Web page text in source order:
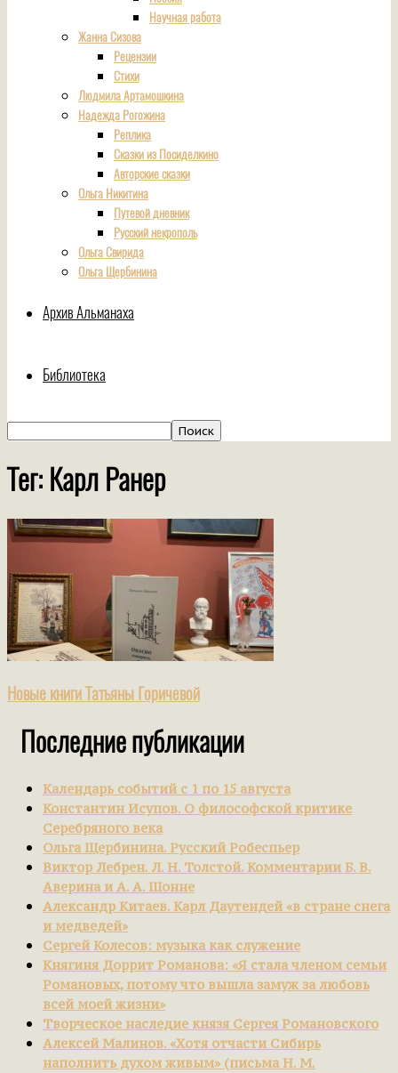
Научная работа
Жанна Сизова
Рецензии
Стихи
Людмила Артамошкина
Надежда Рогожина
Реплика
Сказки из Посиделкино
Авторские сказки
Ольга Никитина
Путевой дневник
Русский некрополь
Ольга Свирида
Ольга Щербинина
Архив Альманаха
Библиотека
Тег: Карл Ранер
Новые книги Татьяны Горичевой
Последние публикации
Календарь событий с 1 по 15 августа
Константин Исупов. О философской критике
Серебряного века
Ольга Щербинина. Русский Робеспьер
Виктор Лебрен. Л. Н. Толстой. Комментарии Б. В.
Аверина и А. А. Шонне
Александр Китаев. Карл Даутендей «в стране снега
и медведей»
Сергей Колесов: музыка как служение
Княгиня Доррит Романова: «Я стала членом семьи
Романовых, потому что вышла замуж за любовь
всей моей жизни»
Творческое наследие князя Сергея Романовского
Алексей Малинов. «Хотя отчасти Сибирь
наполнить духом живым» (письма Н. М.